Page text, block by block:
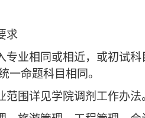
求
专业相同或相近，或初试
一命题科目相同。
围详见学院调剂工作办法